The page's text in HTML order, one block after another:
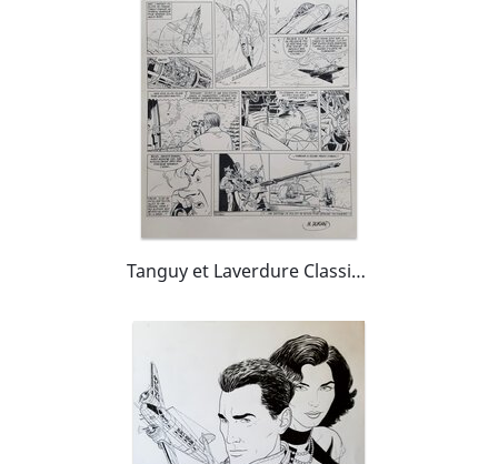
Tanguy et Laverdure Classic - # 4- Le pilote qui en savait trop